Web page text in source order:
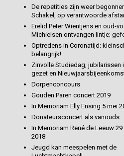
De repetities zijn weer
Schakel, op verantwoorde
Erelid Peter Wientjens en oud-
Michielsen ontvangen lintje;
Optredens in Coronatijd:
belangrijk!
Zinvolle Studiedag, jubilarissen
gezet en
Dorpenconcours
Gouden Paren concert 2019
In Memoriam Elly Ensing 5 mei
Donateursconcert als vanouds
In Memoriam René de Leeuw
2018
Jeugd kan meespelen met de